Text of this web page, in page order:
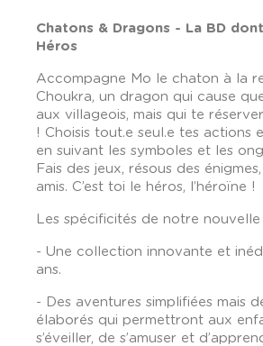
Chatons & Dragons - La BD
Héros
Accompagne Mo le chaton à la
Choukra, un dragon qui cause
aux villageois, mais qui te
! Choisis tout.e seul.e tes actions
en suivant les symboles et les
Fais des jeux, résous des
amis. C’est toi le héros, l’héroïne !
Les spécificités de notre
- Une collection innovante et
ans.
- Des aventures simplifiées mais
élaborés qui permettront aux
s’éveiller, de s’amuser et